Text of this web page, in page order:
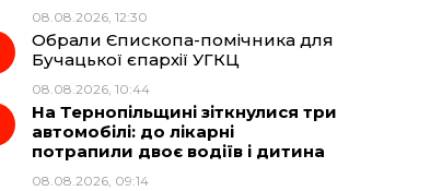
08.08.2026, 12:30
Обрали Єпископа-помічника для
Бучацької єпархії УГКЦ
08.08.2026, 10:44
На Тернопільщині зіткнулися три
автомобілі: до лікарні
потрапили двоє водіїв і дитина
08.08.2026, 09:14